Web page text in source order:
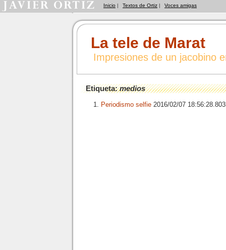
Inicio | Textos de Ortiz | Voces amigas
La tele de Marat
Impresiones de un jacobino
Etiqueta:medios
Periodismo selfie 2016/02/07